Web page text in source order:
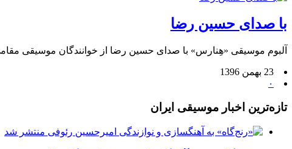
با صدای حسین رضا
آلبوم موسیقی «هِنارس» با صدای حسین رضا از خوانندگان موسیقی
23 بهمن 1396
۰
تازه‌ترین اخبار موسیقی ایران